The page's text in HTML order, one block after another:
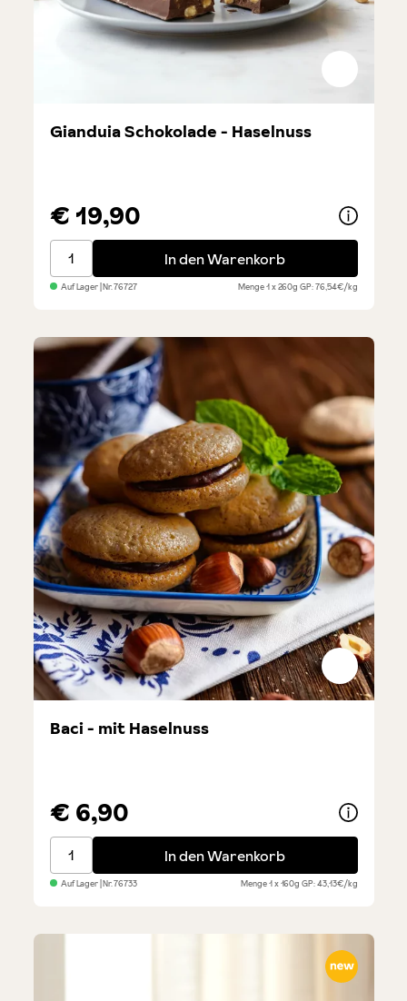
Gianduia Schokolade - Haselnuss
€ 19,90
Gianduia Schokolade - Haselnuss
In den Warenkorb
Auf Lager| Nr.76727 Menge1 x 260gGP: 76,54€/kg
Baci - mit Haselnuss
€ 6,90
Baci - mit HaselnussIn den Warenkorb
Auf Lager| Nr.76733 Menge1 x 160gGP: 43,13€/kg